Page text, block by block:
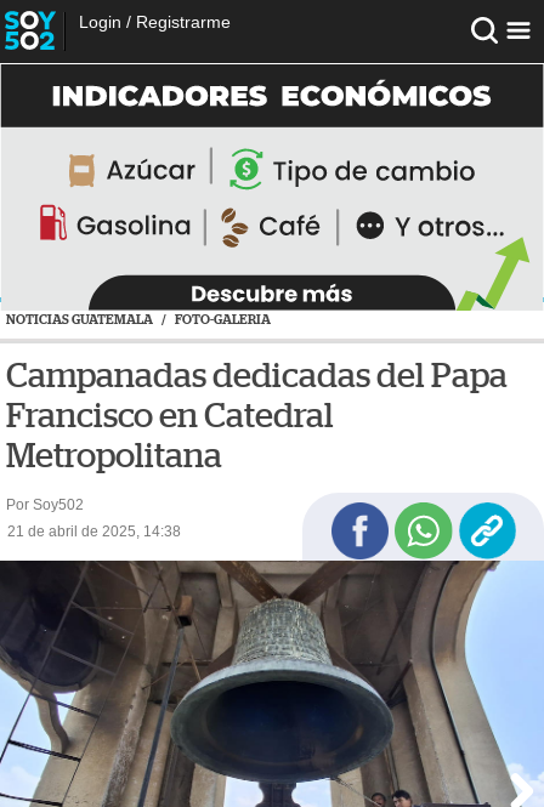
Login / Registrarme
NOTICIAS GUATEMALA / FOTO-GALERIA
Campanadas dedicadas del Papa
Francisco en Catedral
Metropolitana
Por Soy502
21 de abril de 2025, 14:38